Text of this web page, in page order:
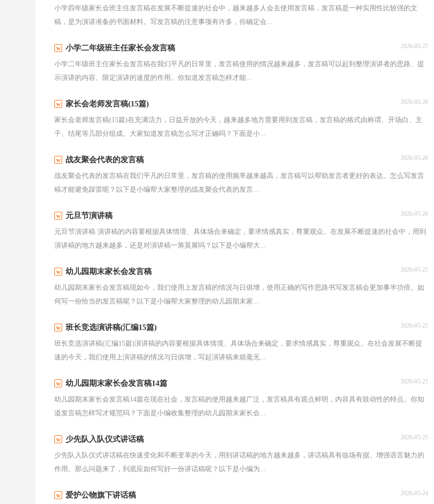
小学四年级家长会班主任发言稿在发展不断提速的社会中，越来越多人会去使用发言稿，发言稿是一种实用性比较强的文
稿，是为演讲准备的书面材料。写发言稿的注意事项有许多，你确定会...
小学二年级班主任家长会发言稿 2026-05-27
小学二年级班主任家长会发言稿在我们平凡的日常里，发言稿使用的情况越来越多，发言稿可以起到整理演讲者的思路、提
示演讲的内容、限定演讲的速度的作用。你知道发言稿怎样才能...
家长会老师发言稿(15篇) 2026-05-26
家长会老师发言稿(15篇)在充满活力，日益开放的今天，越来越多地方需要用到发言稿，发言稿的格式由称谓、开场白、主
干、结尾等几部分组成。大家知道发言稿怎么写才正确吗？下面是小...
战友聚会代表的发言稿 2026-05-26
战友聚会代表的发言稿在我们平凡的日常里，发言稿的使用频率越来越高，发言稿可以帮助发言者更好的表达。怎么写发言
稿才能避免踩雷呢？以下是小编帮大家整理的战友聚会代表的发言...
元旦节演讲稿 2026-05-26
元旦节演讲稿 演讲稿的内容要根据具体情境、具体场合来确定，要求情感真实，尊重观众。在发展不断提速的社会中，用到
演讲稿的地方越来越多，还是对演讲稿一筹莫展吗？以下是小编帮大...
幼儿园期末家长会发言稿 2026-05-25
幼儿园期末家长会发言稿现如今，我们使用上发言稿的情况与日俱增，使用正确的写作思路书写发言稿会更加事半功倍。如
何写一份恰当的发言稿呢？以下是小编帮大家整理的幼儿园期末家...
班长竞选演讲稿(汇编15篇) 2026-05-25
班长竞选演讲稿(汇编15篇)演讲稿的内容要根据具体情境、具体场合来确定，要求情感真实，尊重观众。在社会发展不断提
速的今天，我们使用上演讲稿的情况与日俱增，写起演讲稿来就毫无...
幼儿园期末家长会发言稿14篇 2026-05-25
幼儿园期末家长会发言稿14篇在现在社会，发言稿的使用越来越广泛，发言稿具有观点鲜明，内容具有鼓动性的特点。你知
道发言稿怎样写才规范吗？下面是小编收集整理的幼儿园期末家长会...
少先队入队仪式讲话稿 2026-05-25
少先队入队仪式讲话稿在快速变化和不断变革的今天，用到讲话稿的地方越来越多，讲话稿具有临场有据、增强语言魅力的
作用。那么问题来了，到底应如何写好一份讲话稿呢？以下是小编为...
爱护公物旗下讲话稿 2026-05-24